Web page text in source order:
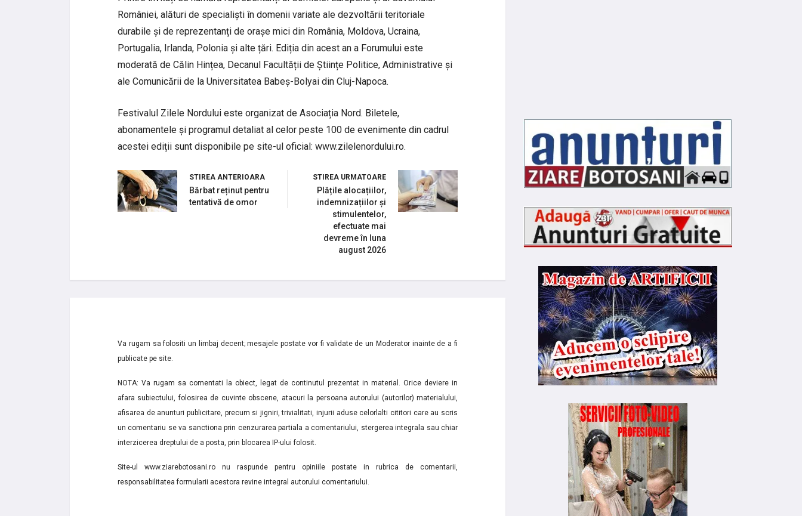
României, alături de specialiști în domenii variate ale dezvoltării teritoriale
durabile și de reprezentanți de orașe mici din România, Moldova, Ucraina,
Portugalia, Irlanda, Polonia și alte țări. Ediția din acest an a Forumului este
moderată de Călin Hințea, Decanul Facultății de Științe Politice, Administrative și
ale Comunicării de la Universitatea Babeș-Bolyai din Cluj-Napoca.
Festivalul Zilele Nordului este organizat de Asociația Nord. Biletele,
abonamentele și programul detaliat al celor peste 100 de evenimente din cadrul
acestei ediții sunt disponibile pe site-ul oficial: www.zilelenordului.ro.
STIREA ANTERIOARA
Bărbat reținut pentru
tentativă de omor
STIREA URMATOARE
Plățile alocațiilor,
indemnizațiilor și
stimulentelor,
efectuate mai
devreme în luna
august 2026
Va rugam sa folositi un limbaj decent; mesajele postate vor fi validate de un Moderator inainte de a fi
publicate pe site.
NOTA: Va rugam sa comentati la obiect, legat de continutul prezentat in material. Orice deviere in
afara subiectului, folosirea de cuvinte obscene, atacuri la persoana autorului (autorilor) materialului,
afisarea de anunturi publicitare, precum si jigniri, trivialitati, injurii aduse celorlalti cititori care au scris
un comentariu se va sanctiona prin cenzurarea partiala a comentariului, stergerea integrala sau chiar
interzicerea dreptului de a posta, prin blocarea IP-ului folosit.
Site-ul www.ziarebotosani.ro nu raspunde pentru opiniile postate in rubrica de comentarii,
responsabilitatea formularii acestora revine integral autorului comentariului.